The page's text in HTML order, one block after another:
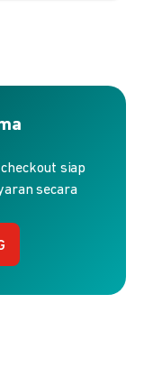
siap
secara